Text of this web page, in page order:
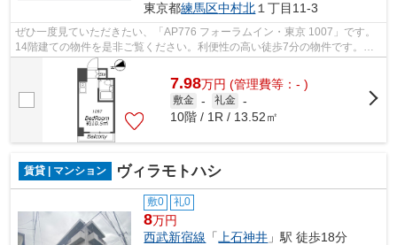
東京都練馬区中村北 １丁目11-3
ぜひ一度見ていただきたい、「AP776 フォーラムイン・東京 1007」です。
14階建ての物件を是非ご覧ください。利便性の高い徒歩7分の物件です。こ
ちらはマンションタイプになります。練...
7.98万円 (管理費等：- )
敷金 - 礼金 -
10階 / 1R / 13.52㎡
賃貸 | マンション ヴィラモトハシ
敷0 礼0
8万円
西武新宿線 「 上石神井 」駅 徒歩18分